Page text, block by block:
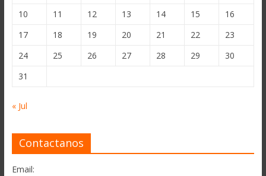
10
11 12 13 14 15
16
17
18 19 20 21 22
23
24
25 26 27 28 29
30
31
« Jul
Contactanos
Email: